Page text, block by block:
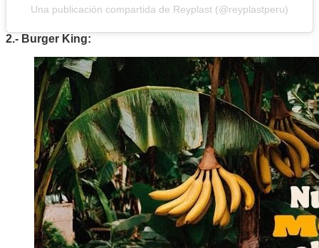
Una publicación compartida de Reyplast (@reyplastperu)
2.- Burger King: